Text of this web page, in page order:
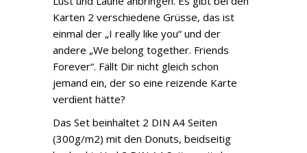
Karten 2 verschiedene Grüsse, das ist
einmal der „I really like you“ und der
andere „We belong together. Friends
Forever“. Fällt Dir nicht gleich schon
jemand ein, der so eine reizende Karte
verdient hätte?
Das Set beinhaltet 2 DIN A4 Seiten
(300g/m2) mit den Donuts, beidseitig